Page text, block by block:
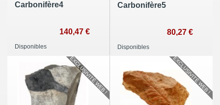
Carbonifère4
140,47 €
Disponibles
Carbonifère5
80,27 €
Disponibles
EXCLUSIVITÉ WEB ! EXCLUSIVITÉ WEB !